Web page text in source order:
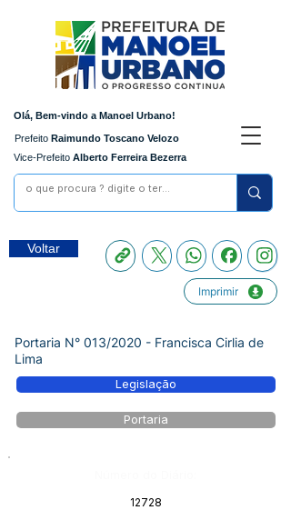
Olá, Bem-vindo a Manoel Urbano!
Prefeito Raimundo Toscano Velozo
Vice-Prefeito Alberto Ferreira Bezerra
Voltar
Imprimir
Portaria N° 013/2020 - Francisca Cirlia de
Lima
Legislação
Portaria
12728